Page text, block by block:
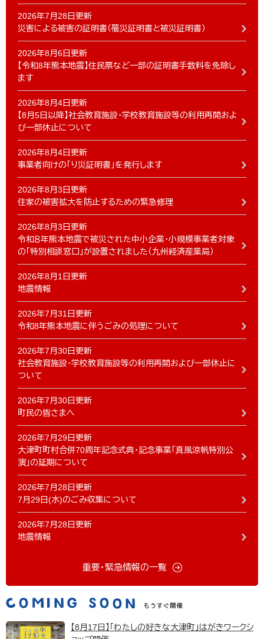
2026年7月28日更新
災害による被害の証明書（罹災証明書と被災証明書）
2026年8月6日更新
【令和8年熊本地震】住民票など一部の証明書手数料を免除し
ます
2026年8月4日更新
【8月5日以降】社会教育施設・学校教育施設等の利用再開およ
び一部休止について
2026年8月4日更新
事業者向けの「り災証明書」を発行します
2026年8月3日更新
住家の被害拡大を防止するための緊急修理
2026年8月3日更新
令和８年熊本地震で被災された中小企業・小規模事業者対象
の「特別相談窓口」が設置されました（九州経済産業局）
2026年8月1日更新
地震情報
2026年7月31日更新
令和8年熊本地震に伴うごみの処理について
2026年7月30日更新
社会教育施設・学校教育施設等の利用再開および一部休止に
ついて
2026年7月30日更新
町民の皆さまへ
2026年7月29日更新
大津町町村合併70周年記念式典・記念事業「真風涼帆特別公
演」の延期について
2026年7月28日更新
7月29日(水)のごみ収集について
2026年7月28日更新
地震情報
重要・緊急情報の一覧
【8月17日】「わたしの好きな大津町」はがきワークシ